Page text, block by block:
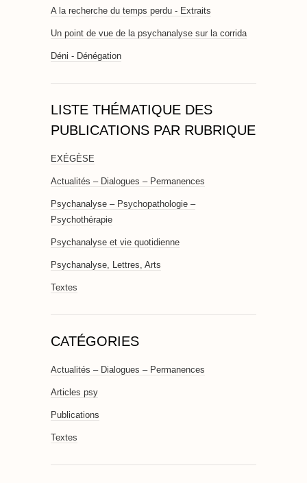
A la recherche du temps perdu - Extraits
Un point de vue de la psychanalyse sur la corrida
Déni - Dénégation
LISTE THÉMATIQUE DES
PUBLICATIONS PAR RUBRIQUE
EXÉGÈSE
Actualités – Dialogues – Permanences
Psychanalyse – Psychopathologie –
Psychothérapie
Psychanalyse et vie quotidienne
Psychanalyse, Lettres, Arts
Textes
CATÉGORIES
Actualités – Dialogues – Permanences
Articles psy
Publications
Textes